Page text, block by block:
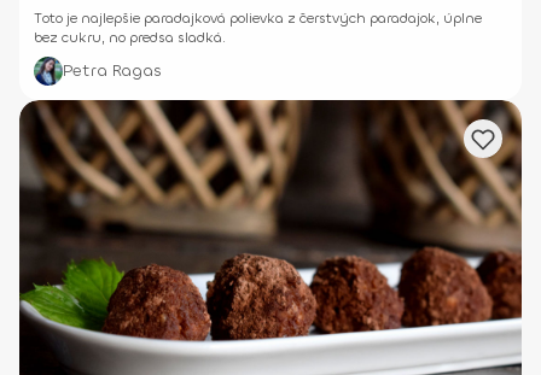
Toto je najlepšie paradajková polievka z čerstvých paradajok, úplne
bez cukru, no predsa sladká.
Petra Ragas